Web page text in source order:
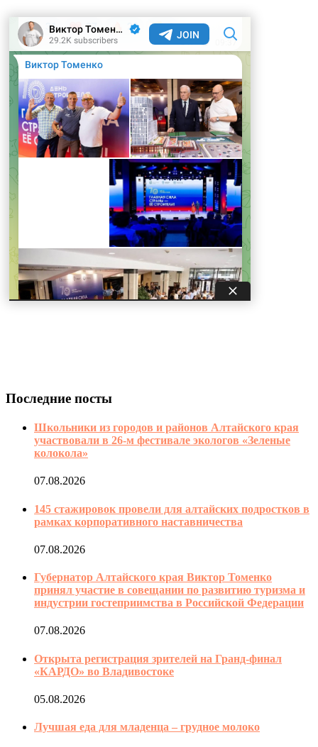
Последние посты
Школьники из городов и районов Алтайского края
участвовали в 26-м фестивале экологов «Зеленые
колокола»
07.08.2026
145 стажировок провели для алтайских подростков в
рамках корпоративного наставничества
07.08.2026
Губернатор Алтайского края Виктор Томенко
принял участие в совещании по развитию туризма и
индустрии гостеприимства в Российской Федерации
07.08.2026
Открыта регистрация зрителей на Гранд-финал
«КАРДО» во Владивостоке
05.08.2026
Лучшая еда для младенца – грудное молоко